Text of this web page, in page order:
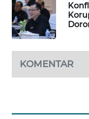
KOMENTAR
PORTAL
KONSUMEN